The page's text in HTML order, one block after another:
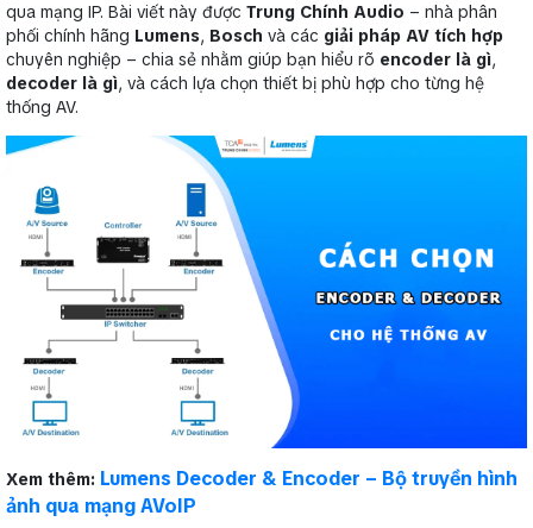
qua mạng IP. Bài viết này được Trung Chính Audio – nhà phân
phối chính hãng Lumens, Bosch và các giải pháp AV tích hợp
chuyên nghiệp – chia sẻ nhằm giúp bạn hiểu rõ encoder là gì,
decoder là gì, và cách lựa chọn thiết bị phù hợp cho từng hệ
thống AV.
Xem thêm: Lumens Decoder & Encoder – Bộ truyền hình
ảnh qua mạng AVoIP